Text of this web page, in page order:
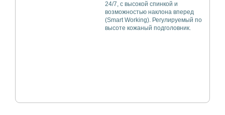
24/7, с высокой спинкой и
возможностью наклона вперед
(Smart Working). Регулируемый по
высоте кожаный подголовник.